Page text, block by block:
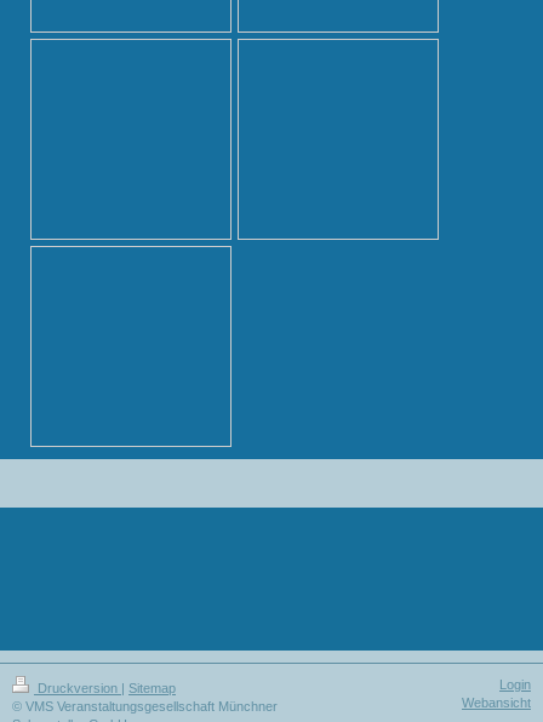
Druckversion
Sitemap
© VMS Veranstaltungsgesellschaft Münchner
Login
Webansicht